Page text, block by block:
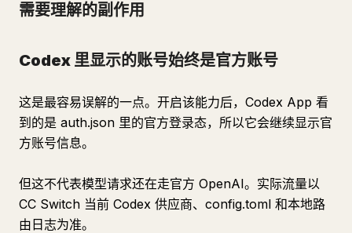
需要理解的副作用
Codex 里显示的账号始终是官方账号
这是最容易误解的一点。开启该能力后，Codex App 看
到的是 auth.json 里的官方登录态，所以它会继续显示官
方账号信息。
但这不代表模型请求还在走官方 OpenAI。实际流量以
CC Switch 当前 Codex 供应商、config.toml 和本地路
由日志为准。